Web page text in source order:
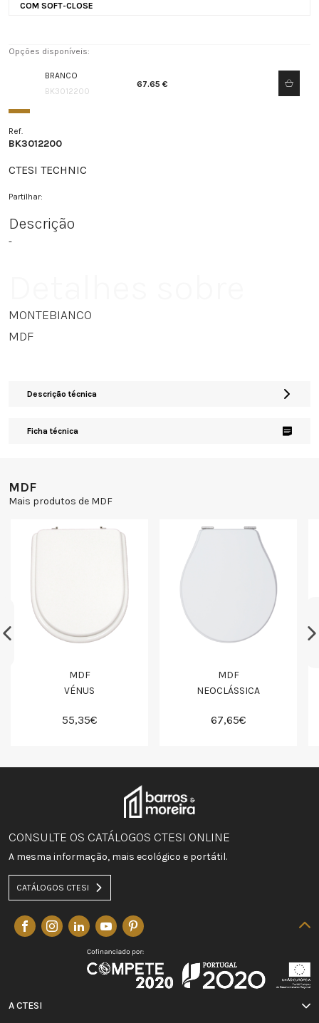
COM SOFT-CLOSE
Opções disponíveis:
BRANCO
BK3012200
67.65 €
Ref.
BK3012200
CTESI TECHNIC
Partilhar:
Descrição
-
MONTEBIANCO
MDF
Descrição técnica
Ficha técnica
MDF
Mais produtos de MDF
MDF
VÉNUS
55,35€
MDF
NEOCLÁSSICA
67,65€
CONSULTE OS CATÁLOGOS CTESI ONLINE
A mesma informação, mais ecológico e portátil.
CATÁLOGOS CTESI
A CTESI